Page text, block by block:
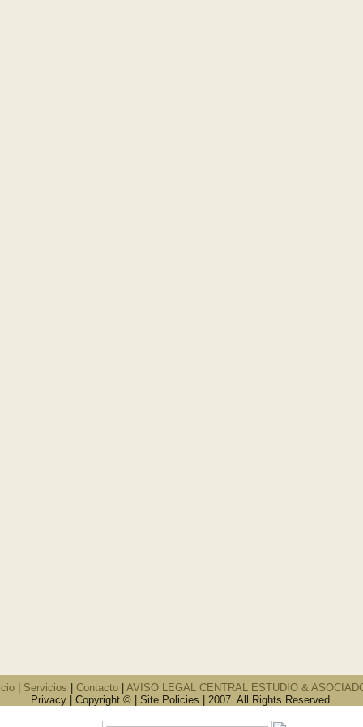
| Servicios Contacto| AVISO LEGAL CENTRAL ESTUDIO &
Privacy | Copyright © | Site Policies | 2007. All Rights Reserved.